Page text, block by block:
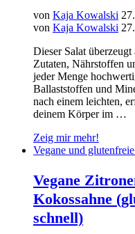
von Kaja Kowalski
von Kaja Kowalski
Dieser Salat
Zutaten, Nährstoffen
jeder Menge
Ballaststoffen und
nach einem leichten,
deinem Körper im …
Zeig mir mehr!
Vegane und
Vegane
Kokossahne
schnell)